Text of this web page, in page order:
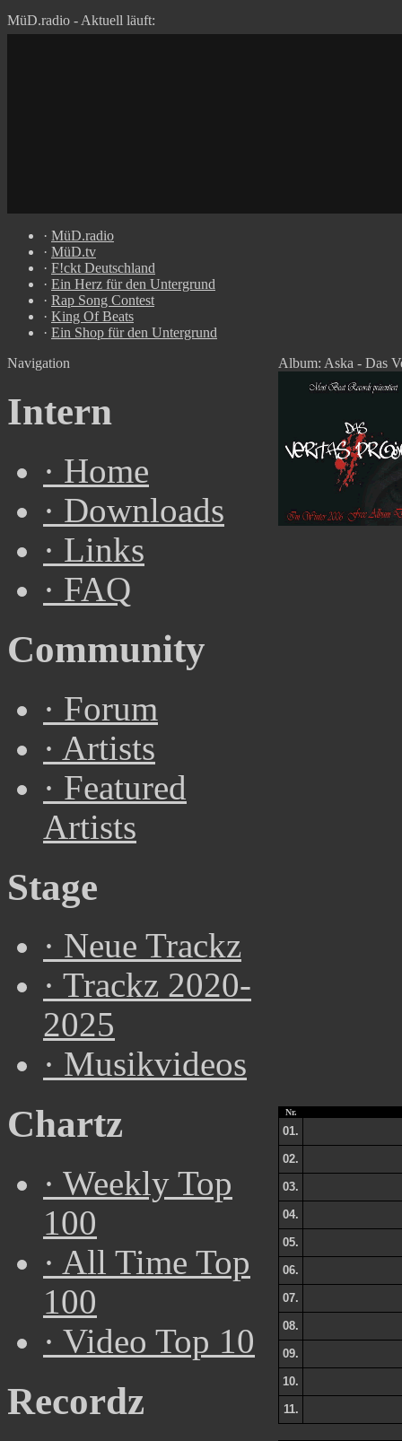
MüD.radio - Aktuell läuft:
· MüD.radio
· MüD.tv
· F!ckt Deutschland
· Ein Herz für den Untergrund
· Rap Song Contest
· King Of Beats
· Ein Shop für den Untergrund
Navigation
Intern
· Home
· Downloads
· Links
· FAQ
Community
· Forum
· Artists
· Featured
Artists
Stage
· Neue Trackz
· Trackz 2020-
2025
· Musikvideos
Chartz
· Weekly Top
100
· All Time Top
100
· Video Top 10
Recordz
Album: Aska - Das
Nr.
01.
02.
03.
04.
05.
06.
07.
08.
09.
10.
11.